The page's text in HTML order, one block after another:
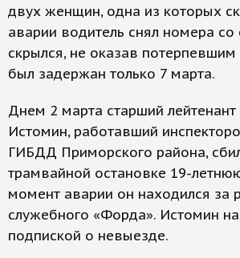
двух женщин, одна из которых
аварии водитель снял номера
скрылся, не оказав
был задержан только 7 марта.
Днем 2 марта старший лейтенант
Истомин, работавший
ГИБДД Приморского района,
трамвайной остановке 19-
момент аварии он находился за
служебного «Форда». Истомин
подпиской о невыезде.